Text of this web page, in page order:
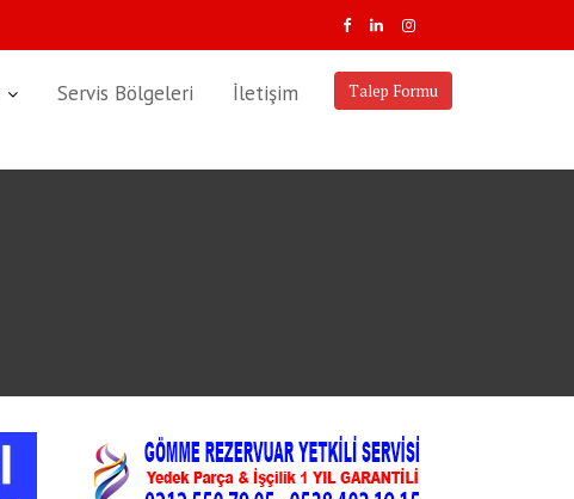
Talep Formu
Servis Bölgeleri İletişim